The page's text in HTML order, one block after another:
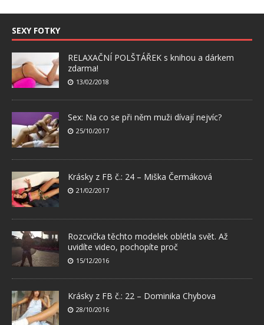
SEXY FOTKY
RELAXAČNÍ POLŠTÁŘEK s knihou a dárkem
zdarma!
13/02/2018
Sex: Na co se při něm muži dívají nejvíc?
25/10/2017
Krásky z FB č.: 24 – Miška Čermáková
21/02/2017
Rozcvička těchto modelek oblétla svět. Až
uvidíte video, pochopíte proč
15/12/2016
Krásky z FB č.: 22 – Dominika Chybova
28/10/2016